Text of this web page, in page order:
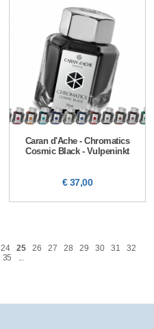
Caran d'Ache - Chromatics
Cosmic Black - Vulpeninkt
€ 37,00
24 25 26 27 28 29 30 31
32
35 ...